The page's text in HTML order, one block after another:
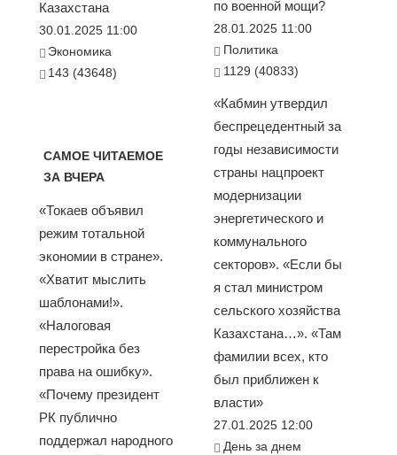
Казахстана
30.01.2025 11:00
Экономика
143 (43648)
САМОЕ ЧИТАЕМОЕ
ЗА ВЧЕРА
«Токаев объявил
режим тотальной
экономии в стране».
«Хватит мыслить
шаблонами!».
«Налоговая
перестройка без
права на ошибку».
«Почему президент
РК публично
поддержал народного
по военной мощи?
28.01.2025 11:00
Политика
1129 (40833)
«Кабмин утвердил
беспрецедентный за
годы независимости
страны нацпроект
модернизации
энергетического и
коммунального
секторов». «Если бы
я стал министром
сельского хозяйства
Казахстана…». «Там
фамилии всех, кто
был приближен к
власти»
27.01.2025 12:00
День за днем